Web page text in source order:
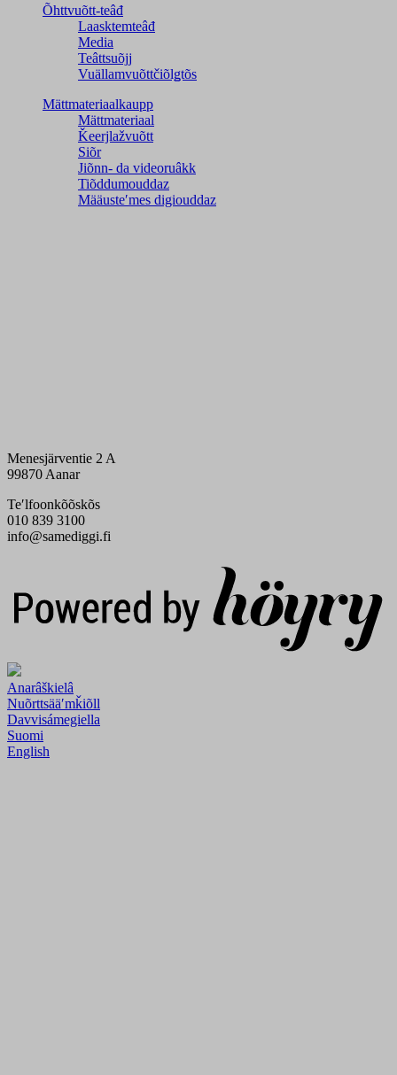
Õhttvuõtt-teâđ
Laasktemteâđ
Media
Teâttsuõjj
Vuällamvuõttčiõlǥtõs
Mättmateriaalkaupp
Mättmateriaal
Ǩeerjlažvuõtt
Siõr
Jiõnn- da videoruâkk
Tiõddumouddaz
Määusteʹmes digiouddaz
Menesjärventie 2 A
99870 Aanar
Teʹlfoonkõõskõs
010 839 3100
info@samediggi.fi
Anarâškielâ
Nuõrttsääʹmǩiõll
Davvisámegiella
Suomi
English